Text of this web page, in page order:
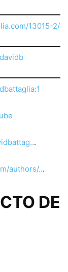
13015-2/
.
authors/...
DE